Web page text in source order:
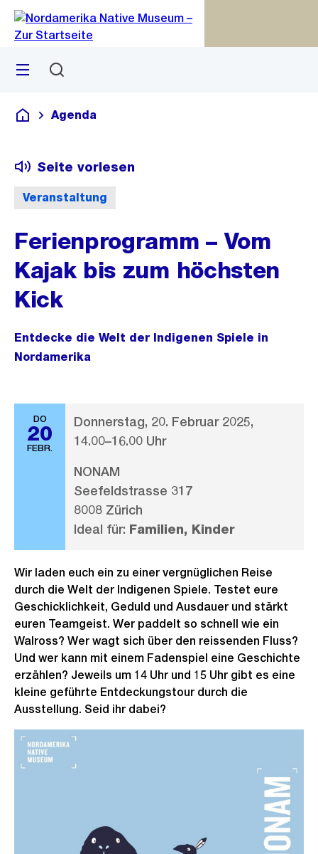
Navigation
Sprunglink
Menü
Deutsch
Agenda
Veranstaltung
Seite vorlesen
Ferienprogramm – Vom
Kajak bis zum höchsten
Kick
Entdecke die Welt der Indigenen Spiele in
Nordamerika
DO
20
FEBR.
Donnerstag, 20. Februar 2025,
14.00–16.00 Uhr
NONAM
Seefeldstrasse 317
8008 Zürich
Ideal für: Familien, Kinder
Wir laden euch ein zu einer vergnüglichen Reise
durch die Welt der Indigenen Spiele. Testet eure
Geschicklichkeit, Geduld und Ausdauer und stärkt
euren Teamgeist. Wer paddelt so schnell wie ein
Walross? Wer wagt sich über den reissenden Fluss?
Und wer kann mit einem Fadenspiel eine Geschichte
erzählen? Jeweils um 14 Uhr und 15 Uhr gibt es eine
kleine geführte Entdeckungstour durch die
Ausstellung. Seid ihr dabei?